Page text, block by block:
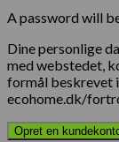
A password will
Dine personlige
med webstedet,
formål beskrevet
ecohome.dk/
Opret en